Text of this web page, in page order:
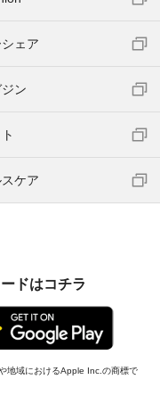
ェア
ン
ケア
ドはコチラ
地域におけるApple Inc.の商標で